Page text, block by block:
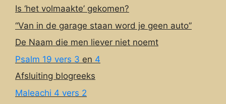
Is ‘het volmaakte’ gekomen?
“Van in de garage staan word je geen auto”
De Naam die men liever niet noemt
Psalm 19 vers 3 en 4
Afsluiting blogreeks
Maleachi 4 vers 2